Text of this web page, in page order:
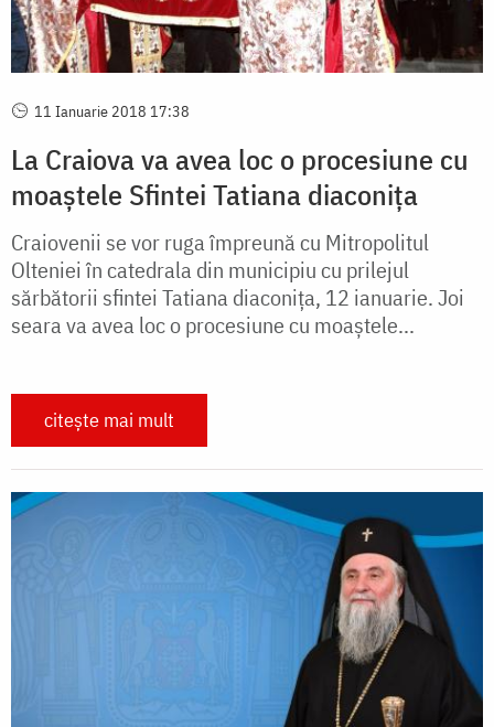
11 Ianuarie 2018 17:38
La Craiova va avea loc o procesiune cu
moaştele Sfintei Tatiana diaconiţa
Craiovenii se vor ruga împreună cu Mitropolitul
Olteniei în catedrala din municipiu cu prilejul
sărbătorii sfintei Tatiana diaconiţa, 12 ianuarie. Joi
seara va avea loc o procesiune cu moaştele...
citește mai mult